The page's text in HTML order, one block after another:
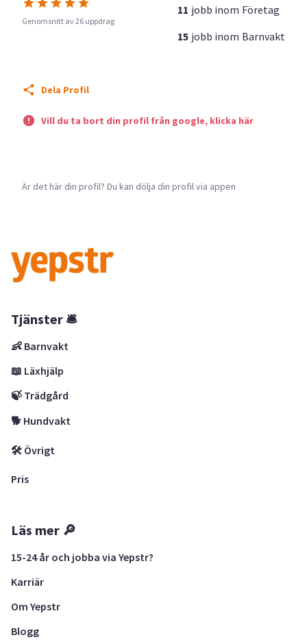
Genomsnitt av 26 uppdrag
11 jobb inom Företag
15 jobb inom Barnvakt
Dela Profil
Vill du ta bort din profil från google, klicka här
Är det här din profil? Du kan dölja din profil via appen
Tjänster 🛎
👶 Barnvakt
📖 Läxhjälp
🍃 Trädgård
🐕 Hundvakt
🛠 Övrigt
Pris
Läs mer 🔎
15-24 år och jobba via Yepstr?
Karriär
Om Yepstr
Blogg